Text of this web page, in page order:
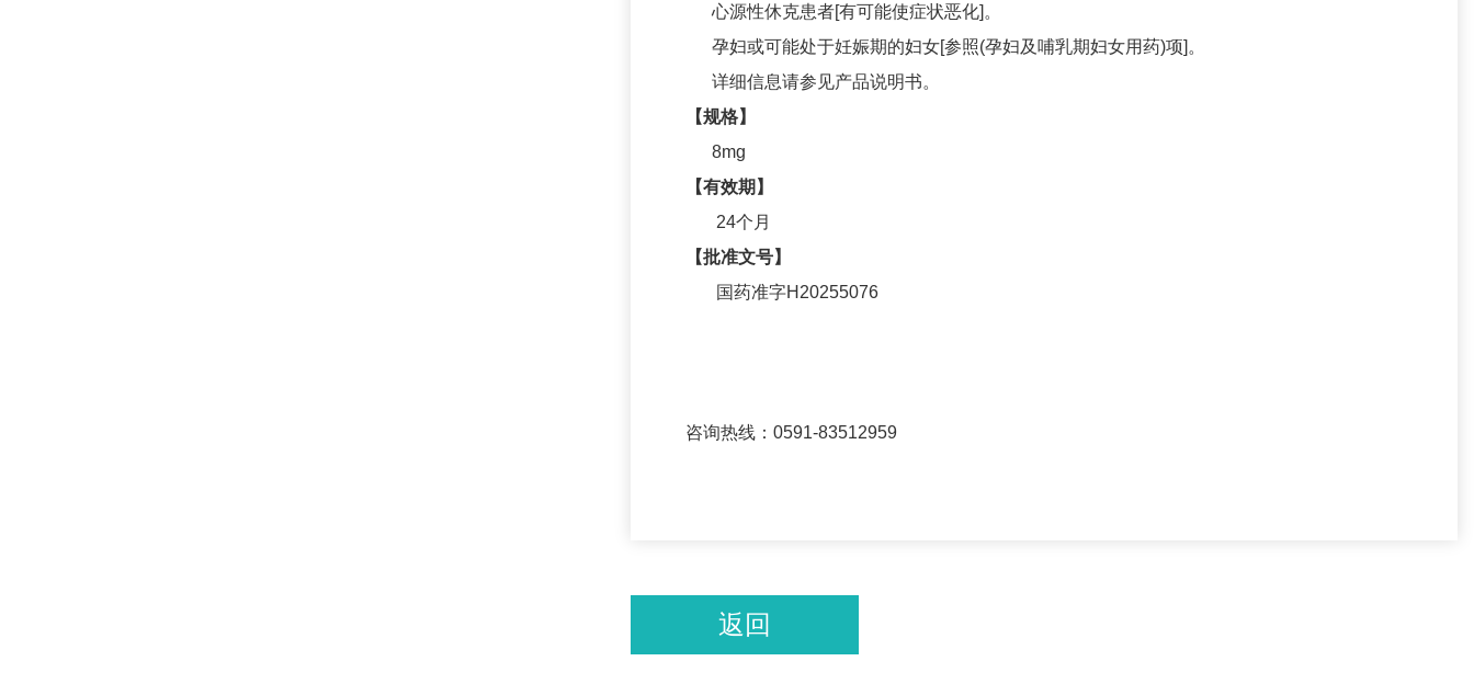
心源性休克患者[有可能使症状恶化]。
孕妇或可能处于妊娠期的妇女[参照(孕妇及哺乳期妇女用药)项]。
详细信息请参见产品说明书。
【规格】
8mg
【有效期】
24个月
【批准文号】
国药准字H20255076
咨询热线：0591-83512959
返回